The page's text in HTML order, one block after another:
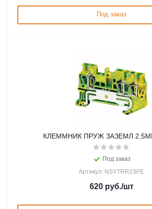
Под заказ
КЛЕММНИК ПРУЖ ЗАЗЕМЛ
Под заказ
Артикул: NSYTRR23PE
620руб./шт